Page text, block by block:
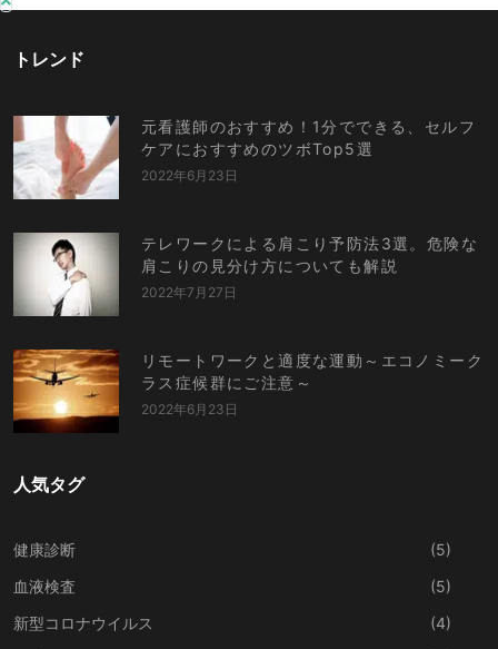
トレンド
元看護師のおすすめ！1分でできる、セルフ
ケアにおすすめのツボTop5選
2022年6月23日
テレワークによる肩こり予防法3選。危険な
肩こりの見分け方についても解説
2022年7月27日
リモートワークと適度な運動～エコノミーク
ラス症候群にご注意～
2022年6月23日
人気タグ
健康診断
(5)
血液検査
(5)
新型コロナウイルス
(4)